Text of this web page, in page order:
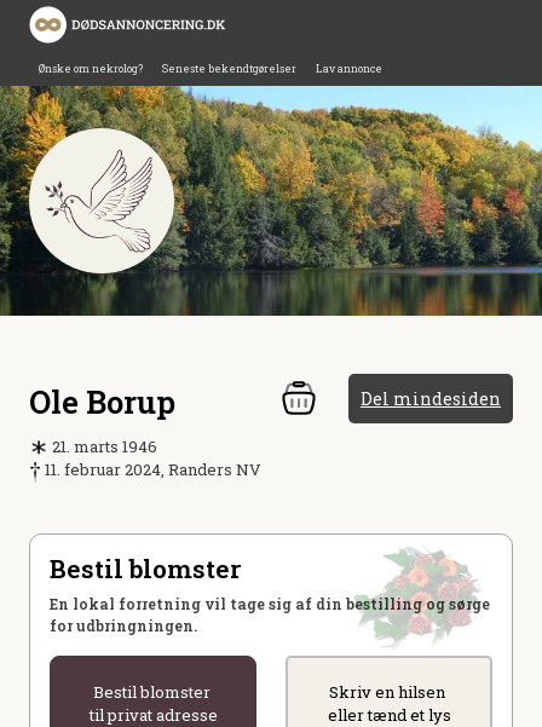
Ønske om nekrolog? Seneste bekendtgørelser Lav annonce
Ole Borup Del mindesiden
21. marts 1946
11. februar 2024, Randers NV
Bestil blomster
En lokal forretning vil tage sig af din bestilling og sørge
for udbringningen.
Bestil blomster
til privat adresse
Skriv en hilsen
eller tænd et lys